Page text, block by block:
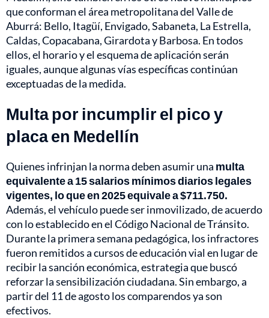
que conforman el área metropolitana del Valle de
Aburrá: Bello, Itagüí, Envigado, Sabaneta, La Estrella,
Caldas, Copacabana, Girardota y Barbosa. En todos
ellos, el horario y el esquema de aplicación serán
iguales, aunque algunas vías específicas continúan
exceptuadas de la medida.
Multa por incumplir el pico y
placa en Medellín
Quienes infrinjan la norma deben asumir una multa
equivalente a 15 salarios mínimos diarios legales
vigentes, lo que en 2025 equivale a $711.750.
Además, el vehículo puede ser inmovilizado, de acuerdo
con lo establecido en el Código Nacional de Tránsito.
Durante la primera semana pedagógica, los infractores
fueron remitidos a cursos de educación vial en lugar de
recibir la sanción económica, estrategia que buscó
reforzar la sensibilización ciudadana. Sin embargo, a
partir del 11 de agosto los comparendos ya son
efectivos.